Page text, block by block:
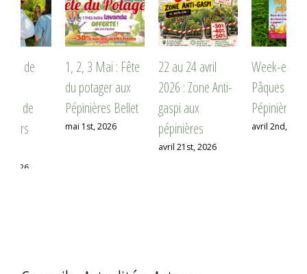
1, 2, 3 Mai : Fête
du potager aux
Pépinières Bellet
mai 1st, 2026
22 au 24 avril
2026 : Zone Anti-
gaspi aux
pépinières
avril 21st, 2026
Week-end de
Pâques aux
Pépinières Bellet
avril 2nd, 2026
Conseils, Actualités, Astuces